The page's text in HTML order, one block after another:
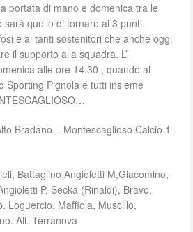
portata di mano e domenica tra le
sarà quello di tornare ai 3 punti.
e ai tanti sostenitori che anche oggi
il supporto alla squadra. L’
alle.ore 14.30 , quando al
Sporting Pignola e tutti insieme
Bradano – Montescaglioso Calcio 1-
Battaglino,Angioletti M,Giacomino,
P, Secka (Rinaldi), Bravo,
Loguercio, Maffiola, Muscillo,
All. Terranova